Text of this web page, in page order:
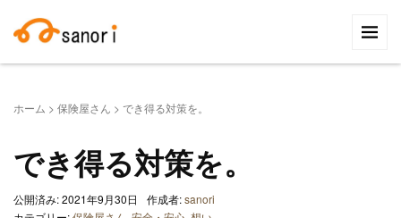
索:
ホーム > 保険屋さん > でき得る対策を。
でき得る対策を。
公開済み: 2021年9月30日 作成者:sanori